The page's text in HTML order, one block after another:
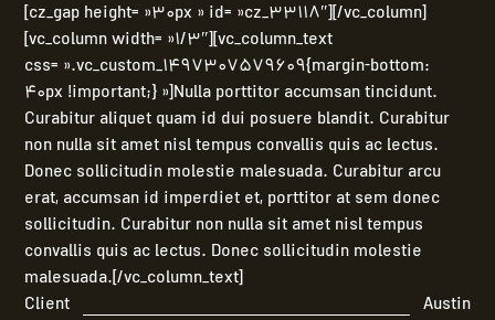
[cz_gap height= »30px » id= »cz_33118″][/vc_column]
[vc_column width= »1/3″][vc_column_text
css= ».vc_custom_1497307579609{margin-bottom:
40px !important;} »]Nulla porttitor accumsan tincidunt.
Curabitur aliquet quam id dui posuere blandit. Curabitur
non nulla sit amet nisl tempus convallis quis ac lectus.
Donec sollicitudin molestie malesuada. Curabitur arcu
erat, accumsan id imperdiet et, porttitor at sem donec
sollicitudin. Curabitur non nulla sit amet nisl tempus
convallis quis ac lectus. Donec sollicitudin molestie
malesuada.[/vc_column_text]
Client
Austin